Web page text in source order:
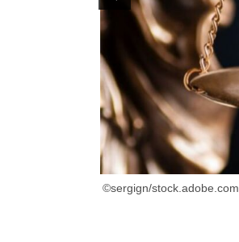
©sergign/stock.adobe.com